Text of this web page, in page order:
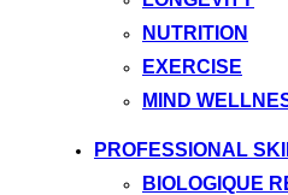
NUTRITION
EXERCISE
MIND
PROFESSIONAL
BIOLOGIQUE